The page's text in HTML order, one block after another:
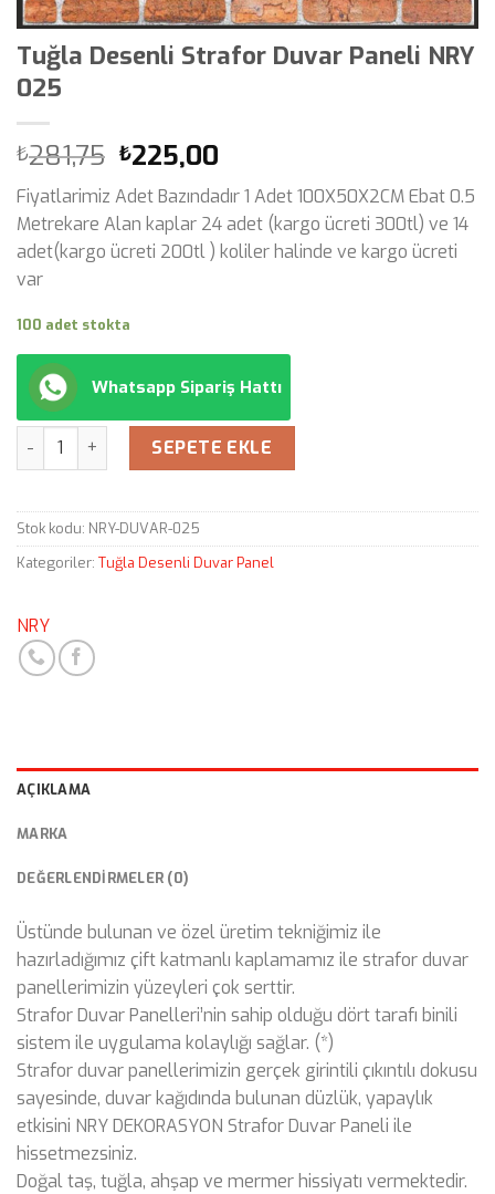
Tuğla Desenli Strafor Duvar Paneli NRY
025
₺281,75 Orijinal
fiyat:
₺281,75.
₺225,00
andaki
fiyat:
₺225,00.
Fiyatlarimiz Adet Bazındadır 1 Adet 100X50X2CM Ebat 0.5
Metrekare Alan kaplar 24 adet (kargo ücreti 300tl) ve 14
adet(kargo ücreti 200tl ) koliler halinde ve kargo ücreti
var
100 adet stokta
Whatsapp Sipariş Hattı
Miktar SEPETE EKLE
Stok kodu: NRY-DUVAR-025
Kategoriler: Tuğla Desenli Duvar Panel
NRY
AÇIKLAMA
MARKA
DEĞERLENDIRMELER (0)
Üstünde bulunan ve özel üretim tekniğimiz ile
hazırladığımız çift katmanlı kaplamamız ile strafor duvar
panellerimizin yüzeyleri çok serttir.
Strafor Duvar Panelleri’nin sahip olduğu dört tarafı binili
sistem ile uygulama kolaylığı sağlar. (*)
Strafor duvar panellerimizin gerçek girintili çıkıntılı dokusu
sayesinde, duvar kağıdında bulunan düzlük, yapaylık
etkisini NRY DEKORASYON Strafor Duvar Paneli ile
hissetmezsiniz.
Doğal taş, tuğla, ahşap ve mermer hissiyatı vermektedir.